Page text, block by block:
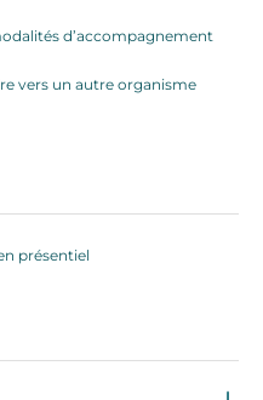
d’accompagnement
vers un autre organisme
présentiel